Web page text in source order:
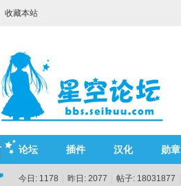
收藏本站
论坛 插件 汉化 勋章
今日: 1178 昨日: 2077 帖子: 18031877